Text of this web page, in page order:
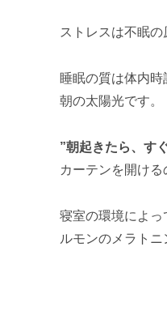
ストレスは不眠の
睡眠の質は体内
朝の太陽光です。
”朝起きたら、す
カーテンを開ける
寝室の環境によ
ルモンのメラト